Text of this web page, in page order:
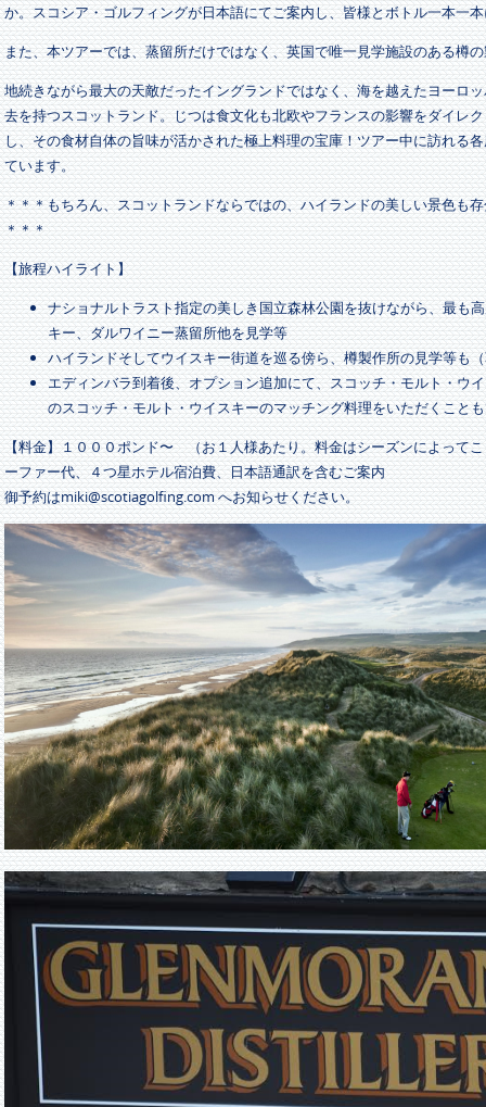
か。スコシア・ゴルフィングが日本語にてご案内し、皆様とボトル一本一
また、本ツアーでは、蒸留所だけではなく、英国で唯一見学施設のある樽
地続きながら最大の天敵だったイングランドではなく、海を越えたヨーロ
去を持つスコットランド。じつは食文化も北欧やフランスの影響をダイレ
し、その食材自体の旨味が活かされた極上料理の宝庫！ツアー中に訪れる
ています。
＊＊＊もちろん、スコットランドならではの、ハイランドの美しい景色も
＊＊＊
【旅程ハイライト】
ナショナルトラスト指定の美しき国立森林公園を抜けながら、最も
キー、ダルワイニー蒸留所他を見学等
ハイランドそしてウイスキー街道を巡る傍ら、樽製作所の見学等も
エディンバラ到着後、オプション追加にて、スコッチ・モルト・ウ
のスコッチ・モルト・ウイスキーのマッチング料理をいただくこと
【料金】１０００ポンド〜 （お１人様あたり。料金はシーズンによって
ーファー代、４つ星ホテル宿泊費、日本語通訳を含むご案内
御予約はmiki@scotiagolfing.com へお知らせください。